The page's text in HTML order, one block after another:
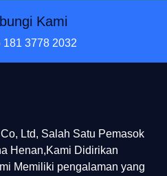
Kami
181 3778 2032
Ltd, Salah Satu Pemasok
Henan,Kami Didirikan
Memiliki pengalaman yang